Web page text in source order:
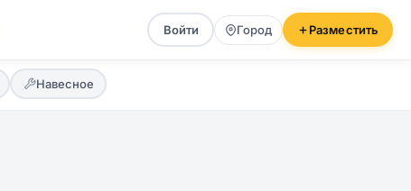
Войти Город Разместить
Навесное